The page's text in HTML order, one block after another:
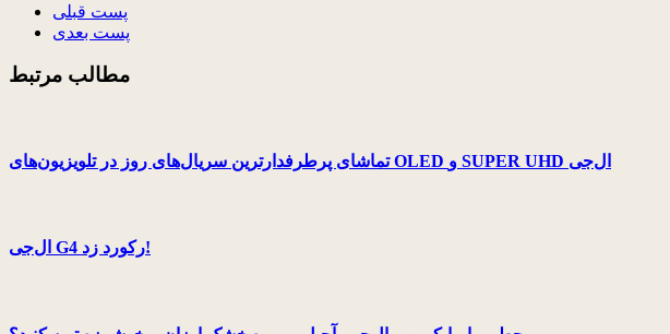
پست قبلی
پست بعدی
مطالب مرتبط
تماشای پرطرفدارترین سریال‌های روز در تلویزیون‌های ‌OLED و SUPER UHD ال‌جی
ال‌جی G4 رکورد زد!